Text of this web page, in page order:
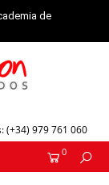
de
(+34) 979 761 060
0